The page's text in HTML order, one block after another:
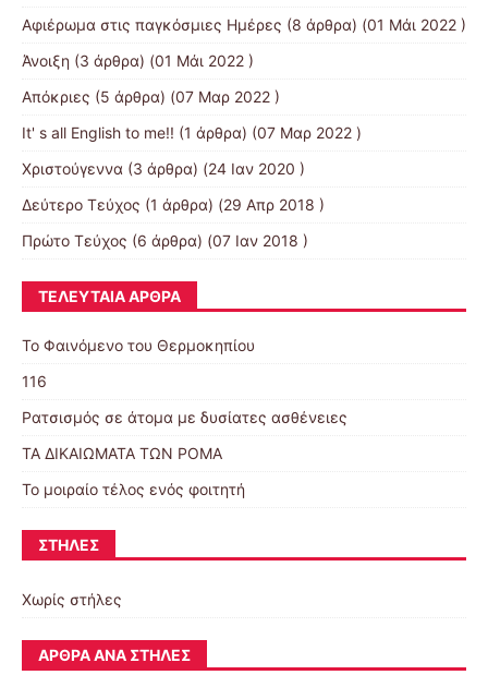
Αφιέρωμα στις παγκόσμιες Ημέρες (8 άρθρα) (01 Μάι 2022 )
Άνοιξη (3 άρθρα) (01 Μάι 2022 )
Απόκριες (5 άρθρα) (07 Μαρ 2022 )
It' s all English to me!! (1 άρθρα) (07 Μαρ 2022 )
Χριστούγεννα (3 άρθρα) (24 Ιαν 2020 )
Δεύτερο Τεύχος (1 άρθρα) (29 Απρ 2018 )
Πρώτο Τεύχος (6 άρθρα) (07 Ιαν 2018 )
ΤΕΛΕΥΤΑΊΑ ΆΡΘΡΑ
Το Φαινόμενο του Θερμοκηπίου
116
Ρατσισμός σε άτομα με δυσίατες ασθένειες
ΤΑ ΔΙΚΑΙΩΜΑΤΑ ΤΩΝ ΡΟΜΑ
Το μοιραίο τέλος ενός φοιτητή
ΣΤΉΛΕΣ
Χωρίς στήλες
ΆΡΘΡΑ ΑΝΆ ΣΤΉΛΕΣ